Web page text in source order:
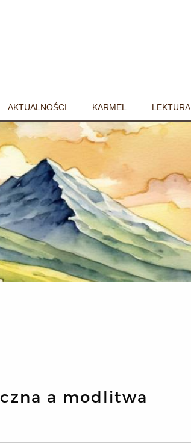
AKTUALNOŚCI KARMEL LEKTURA
a modlitwa